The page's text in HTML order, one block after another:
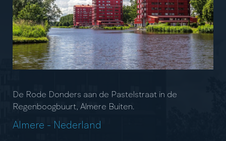
De Rode Donders aan de Pastelstraat in de
Regenboogbuurt, Almere Buiten.
Almere - Nederland